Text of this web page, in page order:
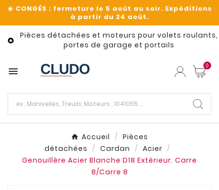

Pièces détachées et moteurs pour volets roulants,
portes de garage et portails
 0
Accueil
Pièces
détachées
Cardan
Acier
Genouillère Acier Blanche D18 Extérieur. Carre
8/Carre 8